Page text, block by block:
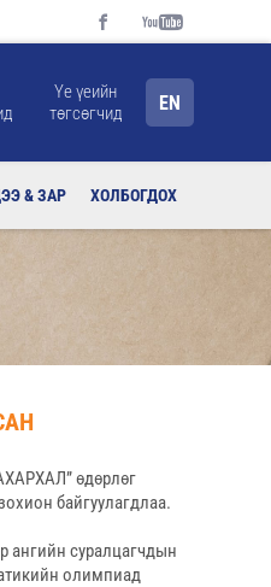
Үе үеийн
төгсөгчид
EN
& ЗАР ХОЛБОГДОХ
өдөрлөг
байгуулагдлаа.
ангийн суралцагчдын
олимпиад